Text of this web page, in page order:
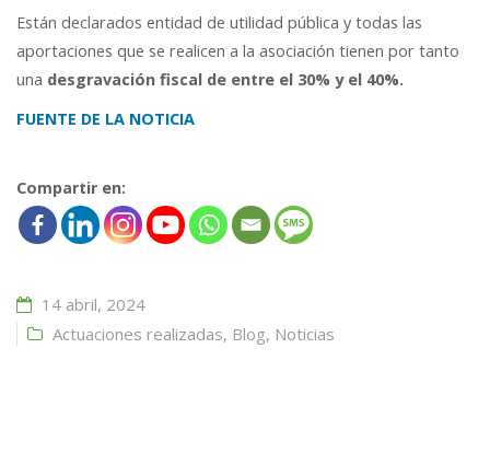
Están declarados entidad de utilidad pública y todas las
aportaciones que se realicen a la asociación tienen por tanto
una desgravación fiscal de entre el 30% y el 40%.
FUENTE DE LA NOTICIA
Compartir en:
14 abril, 2024
Actuaciones realizadas, Blog, Noticias